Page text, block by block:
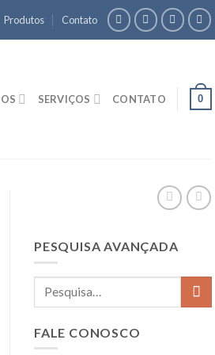
Produtos Contato
SERVIÇOS CONTATO 0
PESQUISA AVANÇADA
FALE CONOSCO